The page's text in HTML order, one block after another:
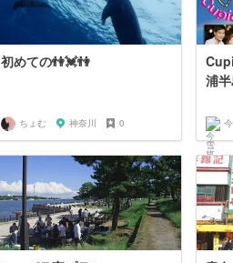
初めての👫💓👫
ちょむ 神奈川 0
浦